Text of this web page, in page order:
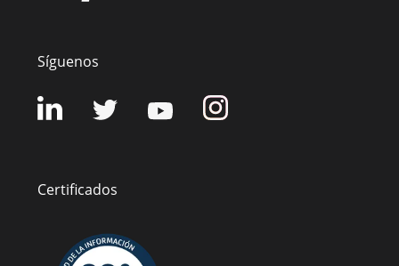
Síguenos
Certificados